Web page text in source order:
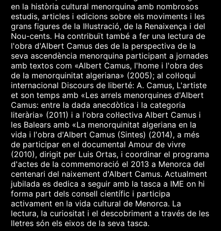
en la història cultural menorquina amb nombrosos
estudis, articles i edicions sobre els moviments i les
grans figures de la Il·lustració, de la Renaixença i del
Nou-cents. Ha contribuït també a fer una lectura de
l'obra d'Albert Camus des de la perspectiva de la
seva ascendència menorquina participant a jornades
amb textos com «Albert Camus, l'home i l'obra des
de la menorquinitat algeriana» (2005); al col·loqui
internacional Discours de liberté: A. Camus, L'artiste
et son temps amb «Les arrels menorquines d'Albert
Camus: entre la dada anecdòtica i la categoria
literària» (2011) i a l'obra col·lectiva Albert Camus i
les Balears amb «La menorquinitat algeriana en la
vida i l'obra d'Albert Camus (Sintes) (2014), a més
de participar en el documental Amour de vivre
(2010), dirigit per Luis Ortas, i coordinar el programa
d'actes de la commemoració el 2013 a Menorca del
centenari del naixement d'Albert Camus. Actualment
jubilada es dedica a seguir amb la tasca a IME on hi
forma part dels consell científic i participa
activament en la vida cultural de Menorca. La
lectura, la curiositat i el descobriment a través de les
lletres són els eixos de la seva tasca.